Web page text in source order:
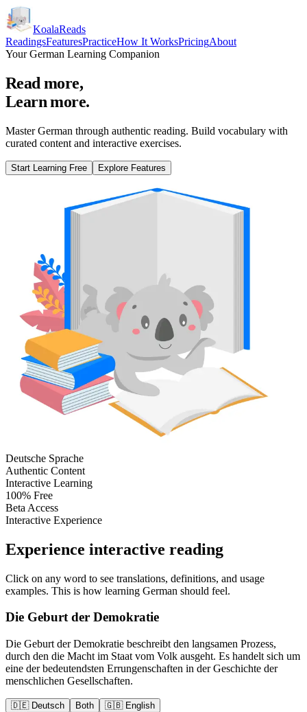
KoalaReads
ReadingsFeaturesPracticeHow It WorksPricingAbout
Your German Learning Companion
Read more,
Learn more.
Master German through authentic reading. Build vocabulary with
curated content and interactive exercises.
Start Learning Free Explore Features
Deutsche Sprache
Authentic Content
Interactive Learning
100% Free
Beta Access
Interactive Experience
Experience interactive reading
Click on any word to see translations, definitions, and usage
examples. This is how learning German should feel.
Die Geburt der Demokratie
Die Geburt der Demokratie beschreibt den langsamen Prozess,
durch den die Macht im Staat vom Volk ausgeht. Es handelt sich um
eine der bedeutendsten Errungenschaften in der Geschichte der
menschlichen Gesellschaften.
🇩🇪 Deutsch Both 🇬🇧 English